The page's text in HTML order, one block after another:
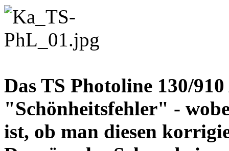
Das TS Photoline 130/
"Schönheitsfehler" -
ist, ob man diesen